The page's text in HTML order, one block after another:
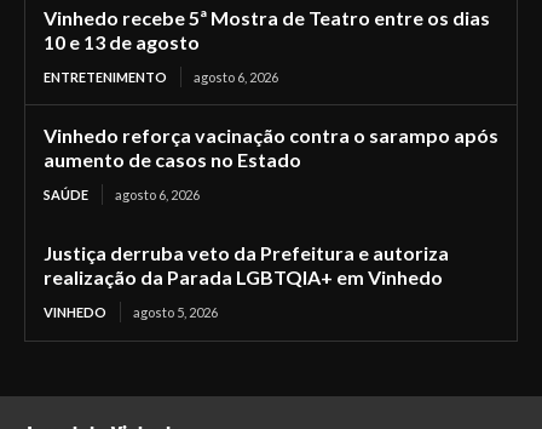
Vinhedo recebe 5ª Mostra de Teatro entre os dias
10 e 13 de agosto
ENTRETENIMENTO agosto 6, 2026
Vinhedo reforça vacinação contra o sarampo após
aumento de casos no Estado
SAÚDE agosto 6, 2026
Justiça derruba veto da Prefeitura e autoriza
realização da Parada LGBTQIA+ em Vinhedo
VINHEDO agosto 5, 2026